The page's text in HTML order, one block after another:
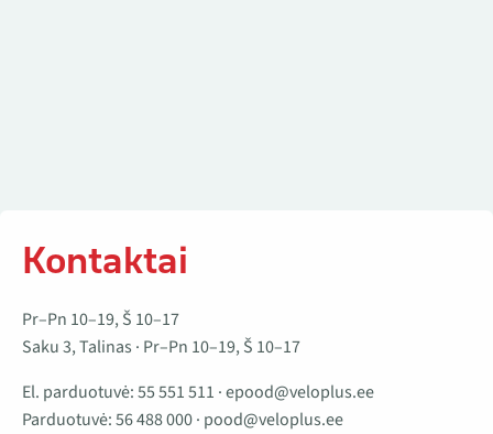
Kontaktai
Pr–Pn 10–19, Š 10–17
Saku 3, Talinas · Pr–Pn 10–19, Š 10–17
El. parduotuvė:55 551 511 ·epood@veloplus.ee
Parduotuvė:56 488 000· pood@veloplus.ee